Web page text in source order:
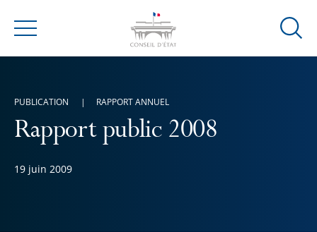
Menu
Ouvrir
Rapport public 2008
19 juin 2009
PUBLICATION RAPPORT ANNUEL